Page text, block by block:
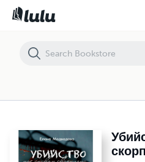
Убийство под знаком скорпиона